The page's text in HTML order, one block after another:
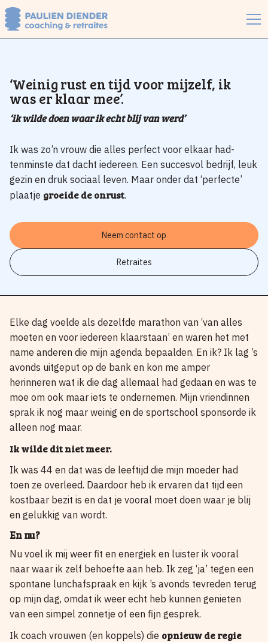
‘Weinig rust en tijd voor mijzelf, ik
was er klaar mee’.
‘ik wilde doen waar ik echt blij van werd’
Ik was zo’n vrouw die alles perfect voor elkaar had-
tenminste dat dacht iedereen. Een succesvol bedrijf, leuk
gezin en druk sociaal leven. Maar onder dat ‘perfecte’
plaatje groeide de onrust.
Neem contact op
Retraites
Elke dag voelde als dezelfde marathon van ‘van alles
moeten en voor iedereen klaarstaan’ en waren het met
name anderen die mijn agenda bepaalden. En ik? Ik lag ’s
avonds uitgeput op de bank en kon me amper
herinneren wat ik die dag allemaal had gedaan en was te
moe om ook maar iets te ondernemen. Mijn vriendinnen
sprak ik nog maar weinig en de sportschool sponsorde ik
alleen nog maar.
Ik wilde dit niet meer.
Ik was 44 en dat was de leeftijd die mijn moeder had
toen ze overleed. Daardoor heb ik ervaren dat tijd een
kostbaar bezit is en dat je vooral moet doen waar je blij
en gelukkig van wordt.
En nu?
Nu voel ik mij weer fit en energiek en luister ik vooral
naar waar ik zelf behoefte aan heb. Ik zeg ‘ja’ tegen een
spontane lunchafspraak en kijk ’s avonds tevreden terug
op mijn dag, omdat ik weer echt heb kunnen genieten
van een simpel zonnetje of een fijn gesprek.
Ik coach vrouwen (en koppels) die opnieuw de regie